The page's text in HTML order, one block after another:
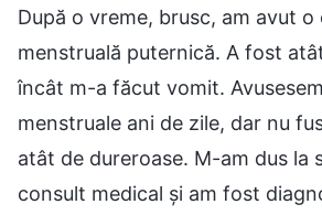
După o vreme, brusc, am avut o
menstruală puternică. A fost
încât m-a făcut vomit.
menstruale ani de zile, dar nu
atât de dureroase. M-am dus la
consult medical și am fost